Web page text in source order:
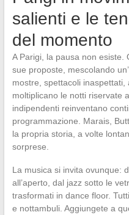
salienti e le
del momento
A Parigi, la pausa non esiste.
sue proposte, mescolando
mostre, spettacoli
moltiplicano le notti riservate
indipendenti reinventano
programmazione. Marais,
la propria storia, a volte
sorprese.
La musica si invita ovunque:
all’aperto, dal jazz sotto le
trasformati in dance floor.
e nottambuli. Aggiungete a